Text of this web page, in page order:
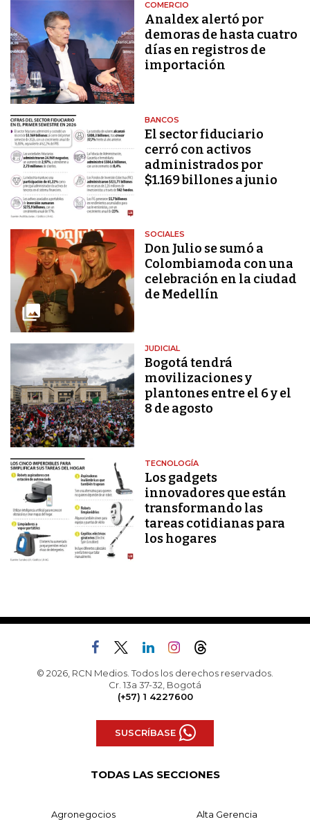
COMERCIO
Analdex alertó por
demoras de hasta cuatro
días en registros de
importación
BANCOS
El sector fiduciario
cerró con activos
administrados por
$1.169 billones a junio
SOCIALES
Don Julio se sumó a
Colombiamoda con una
celebración en la ciudad
de Medellín
JUDICIAL
Bogotá tendrá
movilizaciones y
plantones entre el 6 y el
8 de agosto
TECNOLOGÍA
Los gadgets
innovadores que están
transformando las
tareas cotidianas para
los hogares
© 2026, RCN Medios. Todos los derechos reservados.
Cr. 13a 37-32, Bogotá
(+57) 1 4227600
SUSCRÍBASE
TODAS LAS SECCIONES
Agronegocios Alta Gerencia